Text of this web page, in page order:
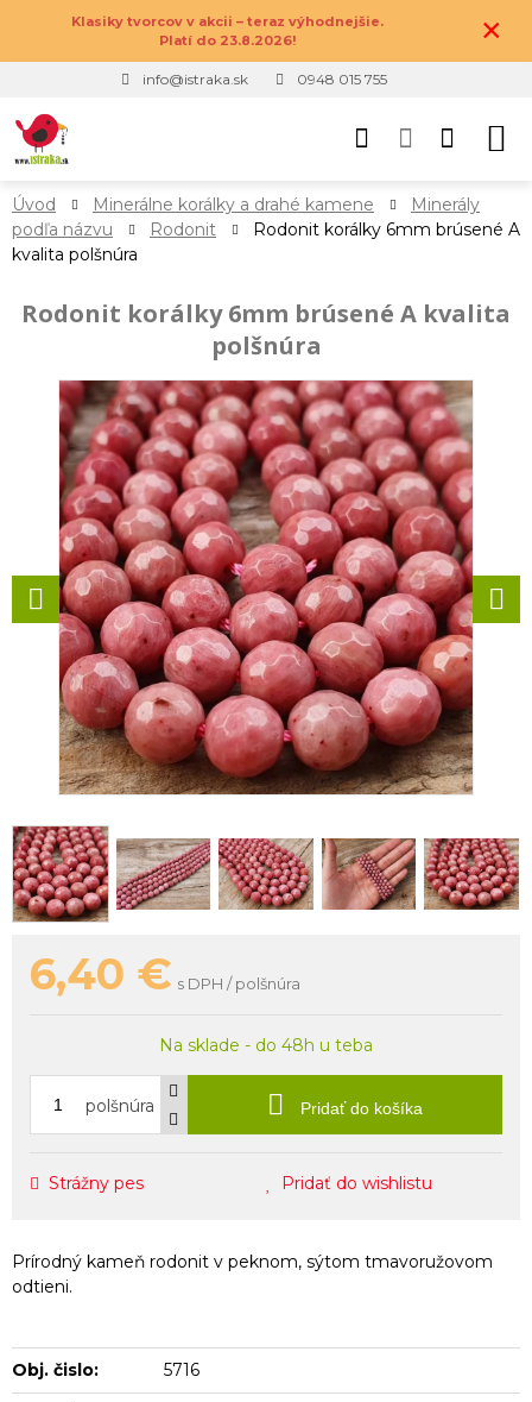
Klasiky tvorcov v akcii – teraz výhodnejšie.
Platí do 23.8.2026!
×
info@istraka.sk 0948 015 755
Úvod Minerálne korálky a drahé kamene
Minerály
podľa názvu
Rodonit
Rodonit korálky 6mm brúsené A
kvalita polšnúra
Rodonit korálky 6mm brúsené A kvalita
polšnúra
6,40 € s DPH / polšnúra
Na sklade - do 48h u teba
polšnúra Pridať do košíka
Strážny pes Pridať do wishlistu
Prírodný kameň rodonit v peknom, sýtom tmavoružovom
odtieni.
Obj. čislo: 5716